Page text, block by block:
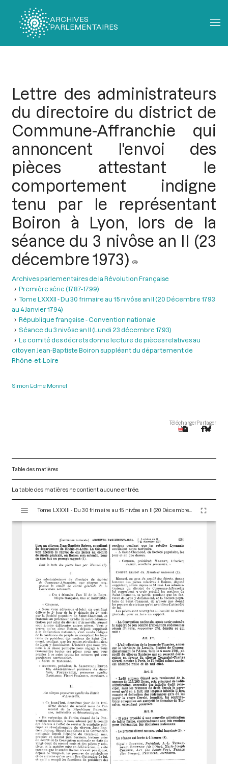
ARCHIVES
PARLEMENTAIRES
Lettre des administrateurs
du directoire du district de
Commune-Affranchie qui
annoncent l'envoi des
pièces attestant le
comportement indigne
tenu par le représentant
Boiron à Lyon, lors de la
séance du 3 nivôse an II (23
décembre 1973)
Archives parlementaires de la Révolution Française
Première série (1787-1799)
Tome LXXXII - Du 30 frimaire au 15 nivôse an II (20 Décembre 1793
au 4 Janvier 1794)
République française - Convention nationale
Séance du 3 nivôse an II (Lundi 23 décembre 1793)
Le comité des décrets donne lecture de pièces relatives au
citoyen Jean-Baptiste Boiron suppléant du département de
Rhône-et-Loire
Simon Edme Monnel
TéléchargerPartager
Table des matières
La table des matières ne contient aucune entrée.
s